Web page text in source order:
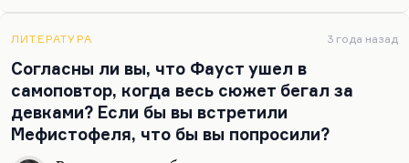
вытащил на читательское обозрение такое
ЛИТЕРАТУРА 3 года назад
Согласны ли вы, что Фауст ушел в
самоповтор, когда весь сюжет бегал за
девками? Если бы вы встретили
Мефистофеля, что бы вы попросили?